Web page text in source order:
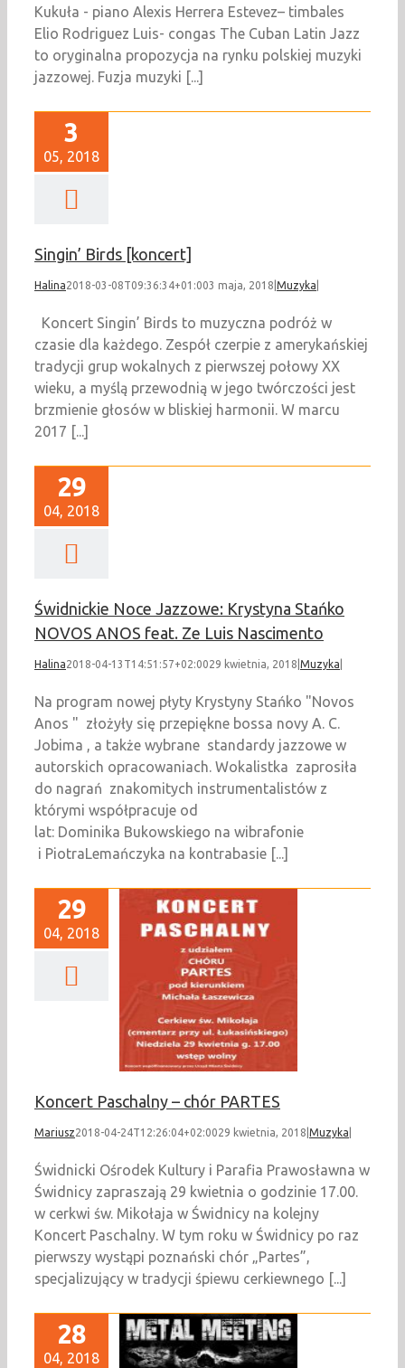
Kukuła - piano Alexis Herrera Estevez– timbales
Elio Rodriguez Luis- congas The Cuban Latin Jazz
to oryginalna propozycja na rynku polskiej muzyki
jazzowej. Fuzja muzyki [...]
3
05, 2018
Singin’ Birds [koncert]
Halina2018-03-08T09:36:34+01:003 maja, 2018 Muzyka
Koncert Singin’ Birds to muzyczna podróż w
czasie dla każdego. Zespół czerpie z amerykańskiej
tradycji grup wokalnych z pierwszej połowy XX
wieku, a myślą przewodnią w jego twórczości jest
brzmienie głosów w bliskiej harmonii. W marcu
2017 [...]
29
04, 2018
Świdnickie Noce Jazzowe: Krystyna Stańko
NOVOS ANOS feat. Ze Luis Nascimento
Halina2018-04-13T14:51:57+02:0029 kwietnia, 2018 Muzyka
Na program nowej płyty Krystyny Stańko "Novos
Anos " złożyły się przepiękne bossa novy A. C.
Jobima , a także wybrane standardy jazzowe w
autorskich opracowaniach. Wokalistka zaprosiła
do nagrań znakomitych instrumentalistów z
którymi współpracuje od
lat: Dominika Bukowskiego na wibrafonie
i PiotraLemańczyka na kontrabasie [...]
29
04, 2018
Paschalny – chór
Koncert Paschalny – chór PARTES
Mariusz2018-04-24T12:26:04+02:0029 kwietnia, 2018 Muzyka
Świdnicki Ośrodek Kultury i Parafia Prawosławna w
Świdnicy zapraszają 29 kwietnia o godzinie 17.00.
w cerkwi św. Mikołaja w Świdnicy na kolejny
Koncert Paschalny. W tym roku w Świdnicy po raz
pierwszy wystąpi poznański chór „Partes”,
specjalizujący w tradycji śpiewu cerkiewnego [...]
28
04, 2018